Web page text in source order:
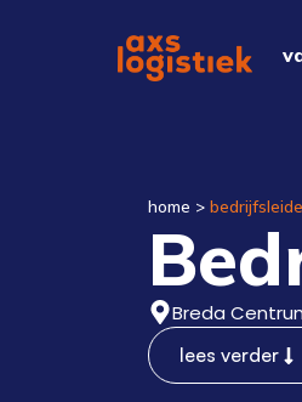
home >
Breda
lees verder